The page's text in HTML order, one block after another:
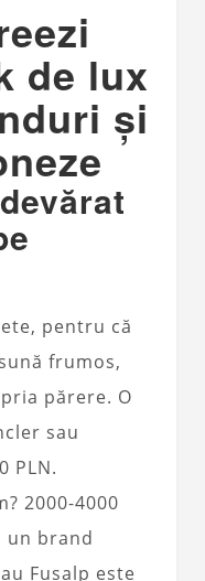
de lux
și
pentru că
frumos,
părere. O
sau
PLN.
2000-4000
un brand
Fusalp este